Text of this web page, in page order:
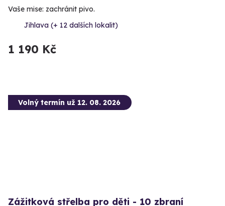
Vaše mise: zachránit pivo.
Jihlava (+ 12 dalších lokalit)
1 190 Kč
Volný termín už 12. 08. 2026
Zážitková střelba pro děti - 10 zbraní